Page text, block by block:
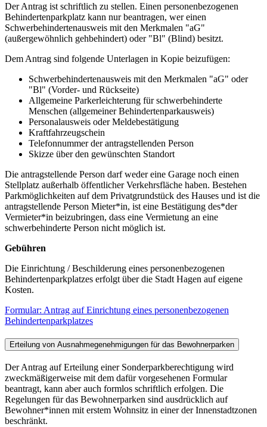
Der Antrag ist schriftlich zu stellen. Einen personenbezogenen
Behindertenparkplatz kann nur beantragen, wer einen
Schwerbehindertenausweis mit den Merkmalen "aG"
(außergewöhnlich gehbehindert) oder "Bl" (Blind) besitzt.
Dem Antrag sind folgende Unterlagen in Kopie beizufügen:
Schwerbehindertenausweis mit den Merkmalen "aG" oder
"Bl" (Vorder- und Rückseite)
Allgemeine Parkerleichterung für schwerbehinderte
Menschen (allgemeiner Behindertenparkausweis)
Personalausweis oder Meldebestätigung
Kraftfahrzeugschein
Telefonnummer der antragstellenden Person
Skizze über den gewünschten Standort
Die antragstellende Person darf weder eine Garage noch einen
Stellplatz außerhalb öffentlicher Verkehrsfläche haben. Bestehen
Parkmöglichkeiten auf dem Privatgrundstück des Hauses und ist die
antragstellende Person Mieter*in, ist eine Bestätigung des*der
Vermieter*in beizubringen, dass eine Vermietung an eine
schwerbehinderte Person nicht möglich ist.
Gebühren
Die Einrichtung / Beschilderung eines personenbezogenen
Behindertenparkplatzes erfolgt über die Stadt Hagen auf eigene
Kosten.
Formular: Antrag auf Einrichtung eines personenbezogenen
Behindertenparkplatzes
Erteilung von Ausnahmegenehmigungen für das Bewohnerparken
Der Antrag auf Erteilung einer Sonderparkberechtigung wird
zweckmäßigerweise mit dem dafür vorgesehenen Formular
beantragt, kann aber auch formlos schriftlich erfolgen. Die
Regelungen für das Bewohnerparken sind ausdrücklich auf
Bewohner*innen mit erstem Wohnsitz in einer der Innenstadtzonen
beschränkt.